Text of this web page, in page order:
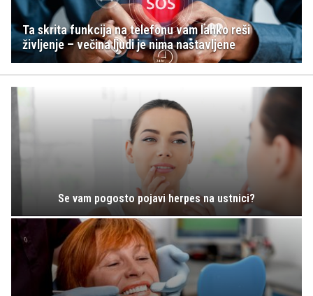
Ta skrita funkcija na telefonu vam lahko reši
življenje – večina ljudi je nima nastavljene
Se vam pogosto pojavi herpes na ustnici?